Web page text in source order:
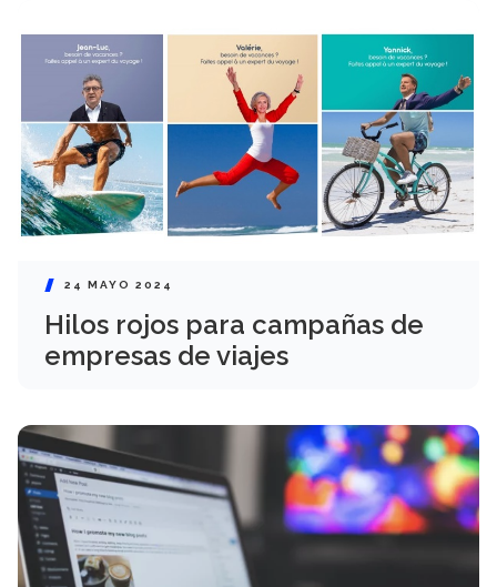
24 MAYO 2024
Hilos rojos para campañas de
empresas de viajes